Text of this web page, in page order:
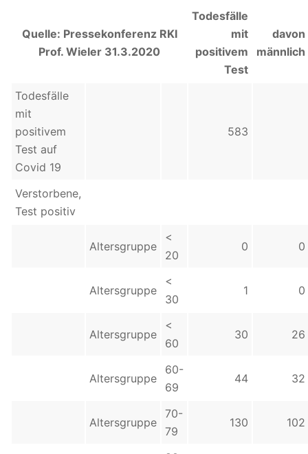
Quelle: Pressekonferenz RKI
Prof. Wieler 31.3.2020
Todesfälle
mit
positivem
Test
davon
männlich
Todesfälle
mit
positivem
Test auf
Covid 19
583
Verstorbene,
Test positiv
Altersgruppe
<
20
0 0
Altersgruppe
<
30
1 0
Altersgruppe
<
60
30 26
Altersgruppe
60-
69
44 32
Altersgruppe
70-
79
130 102